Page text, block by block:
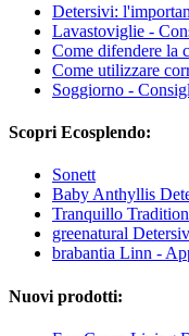
Detersivi:
Lavastoviglie -
Come difendere la
Come utilizzare
Soggiorno -
Scopri Ecosplendo:
Sonett
Baby Anthyllis
Tranquillo
greenatural
brabantia Linn -
Nuovi prodotti: